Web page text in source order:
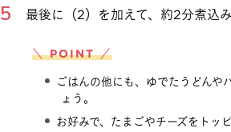
最後に（2）を加えて、約2分煮込み
＼ POINT ／
ごはんの他にも、ゆでたうどんや
ょう。
お好みで、たまごやチーズをトッ